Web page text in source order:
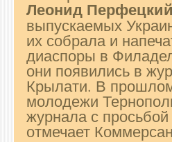
Леонид Перфецкий
выпускаемых
их собрала и
диаспоры в
они появились в
Крылати. В
молодежи
журнала с
отмечает